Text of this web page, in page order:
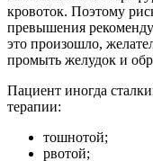
кровоток. Поэтому
превышения
это произошло,
промыть желудок и
Пациент иногда
терапии:
тошнотой;
рвотой;